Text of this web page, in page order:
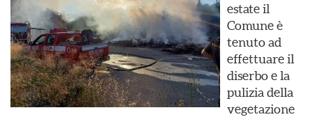
estate il
Comune è
tenuto ad
effettuare il
diserbo e la
pulizia della
vegetazione